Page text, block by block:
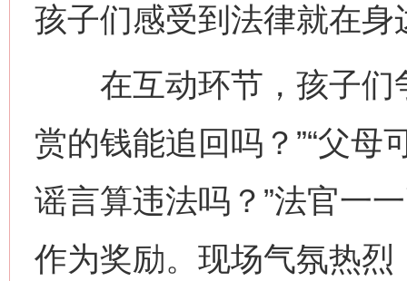
孩子们感受到法律就在身
在互动环节，孩子们
赏的钱能追回吗？”“父母
谣言算违法吗？”法官一
作为奖励。现场气氛热烈